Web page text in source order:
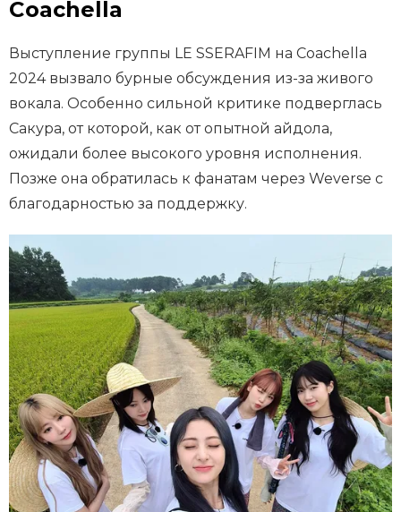
Coachella
Выступление группы LE SSERAFIM на Coachella
2024 вызвало бурные обсуждения из-за живого
вокала. Особенно сильной критике подверглась
Сакура, от которой, как от опытной айдола,
ожидали более высокого уровня исполнения.
Позже она обратилась к фанатам через Weverse с
благодарностью за поддержку.